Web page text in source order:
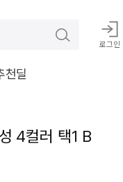
로그인
천딜
4컬러 택1 B